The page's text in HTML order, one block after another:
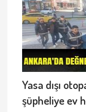
Yasa dışı
şüpheliye ev